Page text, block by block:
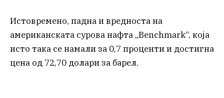
Истовремено, падна и вредноста на
американската сурова нафта „Benchmark“, која
исто така се намали за 0,7 проценти и достигна
цена од 72,70 долари за барел.